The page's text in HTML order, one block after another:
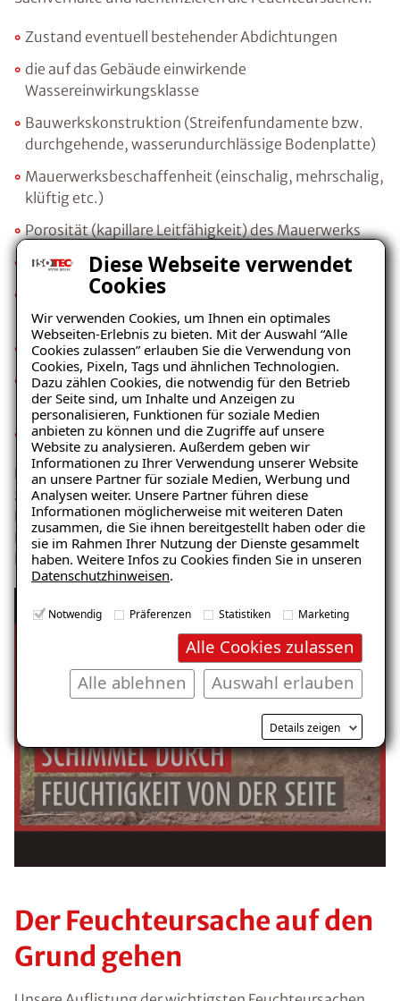
Diese Webseite verwendet
Cookies
Wir verwenden Cookies, um Ihnen ein optimales
Webseiten-Erlebnis zu bieten. Mit der Auswahl “Alle
Cookies zulassen” erlauben Sie die Verwendung von
Cookies, Pixeln, Tags und ähnlichen Technologien.
Dazu zählen Cookies, die notwendig für den Betrieb
der Seite sind, um Inhalte und Anzeigen zu
personalisieren, Funktionen für soziale Medien
anbieten zu können und die Zugriffe auf unsere
Website zu analysieren. Außerdem geben wir
Informationen zu Ihrer Verwendung unserer Website
an unsere Partner für soziale Medien, Werbung und
Analysen weiter. Unsere Partner führen diese
Informationen möglicherweise mit weiteren Daten
zusammen, die Sie ihnen bereitgestellt haben oder die
sie im Rahmen Ihrer Nutzung der Dienste gesammelt
haben. Weitere Infos zu Cookies finden Sie in unseren
Datenschutzhinweisen.
Notwendig Präferenzen Statistiken Marketing
Alle Cookies zulassen
Auswahl erlauben
Alle ablehnen
Details zeigen
Zustand eventuell bestehender Abdichtungen
die auf das Gebäude einwirkende
Wassereinwirkungsklasse
Bauwerkskonstruktion (Streifenfundamente bzw.
durchgehende, wasserundurchlässige Bodenplatte)
Mauerwerksbeschaffenheit (einschalig, mehrschalig,
klüftig etc.)
Porosität (kapillare Leitfähigkeit) des Mauerwerks
Gehalt an bauschädlichen Salzen
Wärmedämmwert der vorhandenen
Aussenwandkonstruktion
nutzerbedingtes Raumklima und Lüftungsverhalten
Baustofffeuchte bzw. jahreszeitlich bedingte
Schwankungen der Baustofffeuchte
Zustand wasserführender Leitungen (Leckagen etc.)
Es gibt verschiedene Arten von Feuchtigkeit. Hier
zeigen und erklären wir seitlich eindringende Feuchte.
Ein häufiges Problem bei Kellerwänden, die sich in
Form von Salzausblühungen, Putzabplatzungen, bis
hin zur Schimmelpilzbildung zeigen.
Ursachen von Feuchtigkeit und Schimmel:
Seitlich eindringende Feuchtigkeit
Der Feuchteursache auf den
Grund gehen
Ratgeber „Sofort-Tipps gegen
Feuchtigkeit“
– jetzt kostenlos
herunterladen!
E-Mail eingeben
Kostenlosen Ratgeber anfordern
Voraussetzung für den Erhalt des kostenfreien
Ratgebers ist die Anmeldung zu unserem Newsletter.